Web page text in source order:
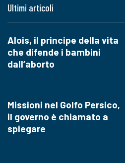
Ultimi articoli
Alois, il principe della vita
che difende i bambini
dall’aborto
Missioni nel Golfo Persico,
il governo è chiamato a
spiegare